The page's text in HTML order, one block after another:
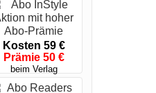
Kosten 59 €
Prämie 50 €
beim Verlag